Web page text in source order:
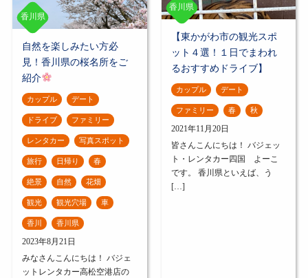
香川県
自然を楽しみたい方必
見！香川県の桜名所をご
紹介
カップル デート
ドライブ ファミリー
レンタカー 写真スポット
旅行 日帰り 春
絶景 自然 花畑
観光 観光穴場 車
香川 香川県
2023年8月21日
みなさんこんにちは！ バジェ
ットレンタカー高松空港店の
香川県
【東かがわ市の観光スポ
ット４選！１日でまわれ
るおすすめドライブ】
カップル デート
ファミリー 春 秋
2021年11月20日
皆さんこんにちは！ バジェッ
ト・レンタカー四国 よーこ
です。 香川県といえば、う
[…]